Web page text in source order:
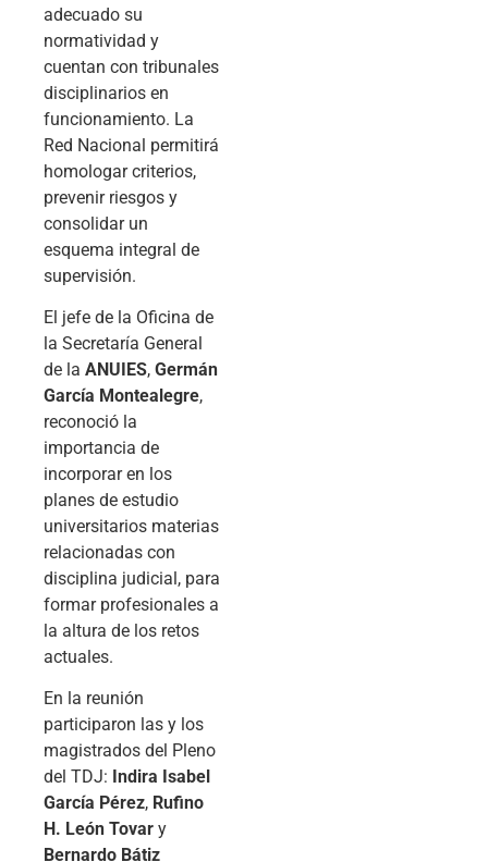
adecuado su
normatividad y
cuentan con tribunales
disciplinarios en
funcionamiento. La
Red Nacional permitirá
homologar criterios,
prevenir riesgos y
consolidar un
esquema integral de
supervisión.
El jefe de la Oficina de
la Secretaría General
de la ANUIES, Germán
García Montealegre,
reconoció la
importancia de
incorporar en los
planes de estudio
universitarios materias
relacionadas con
disciplina judicial, para
formar profesionales a
la altura de los retos
actuales.
En la reunión
participaron las y los
magistrados del Pleno
del TDJ: Indira Isabel
García Pérez, Rufino
H. León Tovar y
Bernardo Bátiz